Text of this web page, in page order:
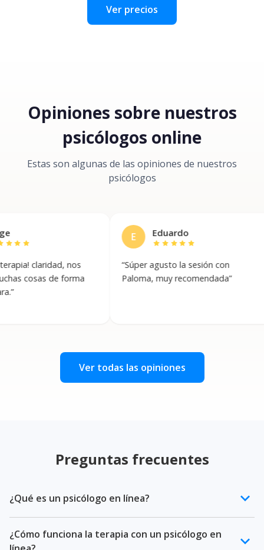
Ver precios
Opiniones sobre nuestros
psicólogos online
Estas son algunas de las opiniones de nuestros
psicólogos
nos
de forma
Eduardo
starstar starstar star
Súper agusto la sesión con
Paloma, muy recomendada”
Ver todas las opiniones
Preguntas frecuentes
¿Qué es un psicólogo en línea? keyboard_arrow_down
mental certificado que ofrece terapia psicológica a
¿Cómo funciona la terapia con un psicólogo en
keyboard_arrow_down